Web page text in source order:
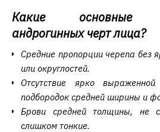
Какие основные
андрогинных черт лица?
Средние пропорции черепа без
или округлостей.
Отсутствие ярко
подбородок средней ширины и
Брови средней толщины, не
слишком тонкие.